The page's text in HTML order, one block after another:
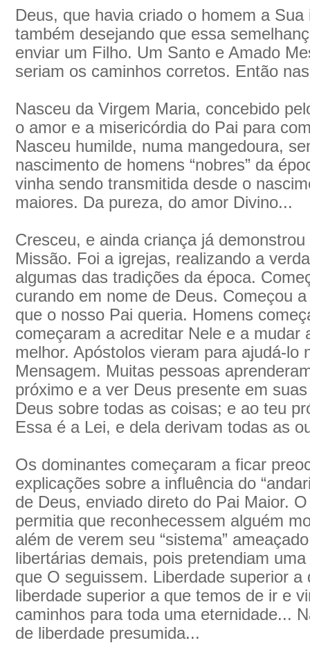
Deus, que havia criado o homem a
também desejando que essa
enviar um Filho. Um Santo e Amado
seriam os caminhos corretos. Então
Nasceu da Virgem Maria, concebido
o amor e a misericórdia do Pai para
Nasceu humilde, numa mangedoura,
nascimento de homens “nobres” da
vinha sendo transmitida desde o
maiores. Da pureza, do amor Divino...
Cresceu, e ainda criança já
Missão. Foi a igrejas, realizando a
algumas das tradições da época.
curando em nome de Deus. Começou
que o nosso Pai queria. Homens
começaram a acreditar Nele e a mudar
melhor. Apóstolos vieram para ajudá-lo
Mensagem. Muitas pessoas
próximo e a ver Deus presente em
Deus sobre todas as coisas; e ao teu
Essa é a Lei, e dela derivam todas as
Os dominantes começaram a ficar
explicações sobre a influência do
de Deus, enviado direto do Pai Maior.
permitia que reconhecessem alguém
além de verem seu “sistema”
libertárias demais, pois pretendiam
que O seguissem. Liberdade superior a
liberdade superior a que temos de ir e
caminhos para toda uma eternidade...
de liberdade presumida...